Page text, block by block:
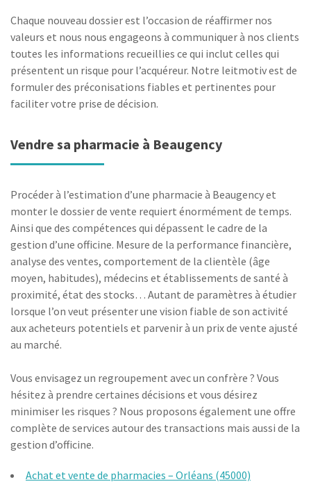
Chaque nouveau dossier est l’occasion de réaffirmer nos
valeurs et nous nous engageons à communiquer à nos clients
toutes les informations recueillies ce qui inclut celles qui
présentent un risque pour l’acquéreur. Notre leitmotiv est de
formuler des préconisations fiables et pertinentes pour
faciliter votre prise de décision.
Vendre sa pharmacie à Beaugency
Procéder à l’estimation d’une pharmacie à Beaugency et
monter le dossier de vente requiert énormément de temps.
Ainsi que des compétences qui dépassent le cadre de la
gestion d’une officine. Mesure de la performance financière,
analyse des ventes, comportement de la clientèle (âge
moyen, habitudes), médecins et établissements de santé à
proximité, état des stocks… Autant de paramètres à étudier
lorsque l’on veut présenter une vision fiable de son activité
aux acheteurs potentiels et parvenir à un prix de vente ajusté
au marché.
Vous envisagez un regroupement avec un confrère ? Vous
hésitez à prendre certaines décisions et vous désirez
minimiser les risques ? Nous proposons également une offre
complète de services autour des transactions mais aussi de la
gestion d’officine.
Achat et vente de pharmacies – Orléans (45000)